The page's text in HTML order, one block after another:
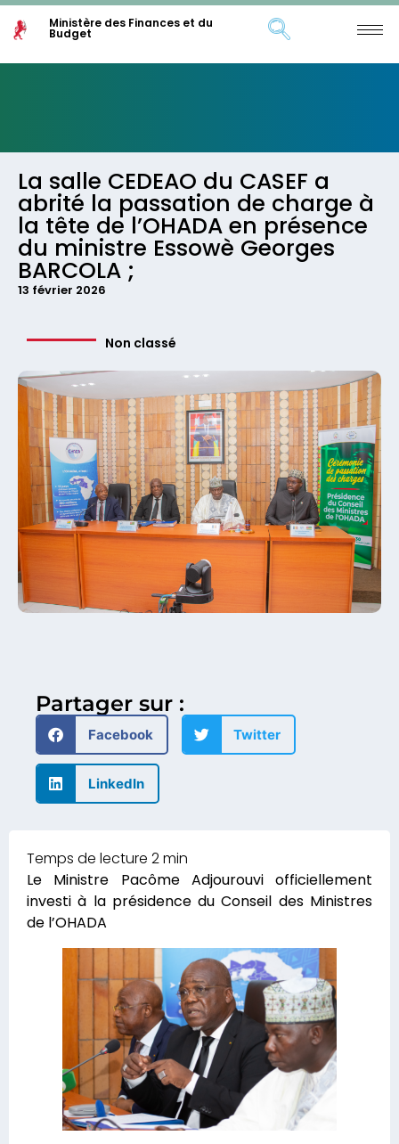
Ministère des Finances et du
Budget
La salle CEDEAO du CASEF a
abrité la passation de charge à
la tête de l’OHADA en présence
du ministre Essowè Georges
BARCOLA ;
13 février 2026
Non classé
Partager sur :
Facebook Twitter
LinkedIn
Le Ministre Pacôme Adjourouvi officiellement
investi à la présidence du Conseil des Ministres
de l’OHADA